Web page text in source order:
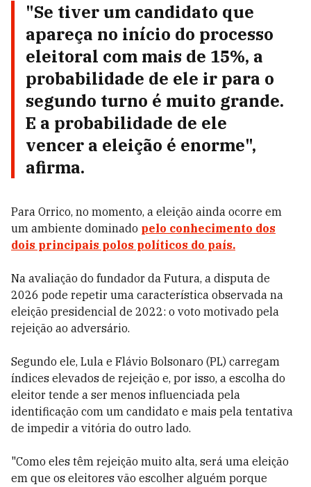
"Se tiver um candidato que
apareça no início do processo
eleitoral com mais de 15%, a
probabilidade de ele ir para o
segundo turno é muito grande.
E a probabilidade de ele
vencer a eleição é enorme",
afirma.
Para Orrico, no momento, a eleição ainda ocorre em
um ambiente dominado pelo conhecimento dos
dois principais polos políticos do país.
Na avaliação do fundador da Futura, a disputa de
2026 pode repetir uma característica observada na
eleição presidencial de 2022: o voto motivado pela
rejeição ao adversário.
Segundo ele, Lula e Flávio Bolsonaro (PL) carregam
índices elevados de rejeição e, por isso, a escolha do
eleitor tende a ser menos influenciada pela
identificação com um candidato e mais pela tentativa
de impedir a vitória do outro lado.
"Como eles têm rejeição muito alta, será uma eleição
em que os eleitores vão escolher alguém porque